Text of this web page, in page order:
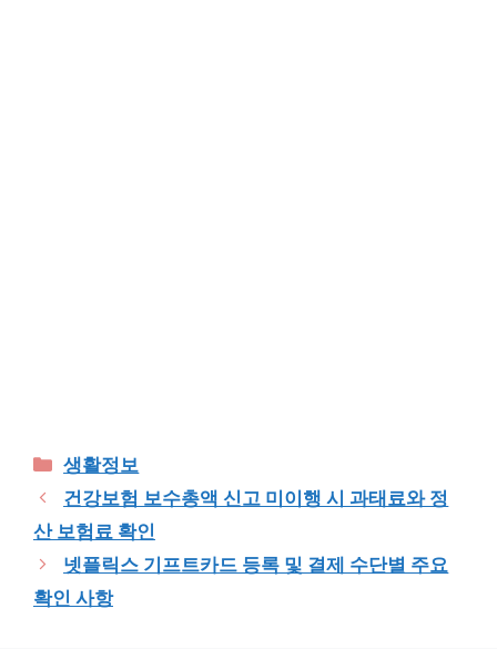
Categories
생활정보
건강보험 보수총액 신고 미이행 시 과태료와 정
산 보험료 확인
넷플릭스 기프트카드 등록 및 결제 수단별 주요
확인 사항